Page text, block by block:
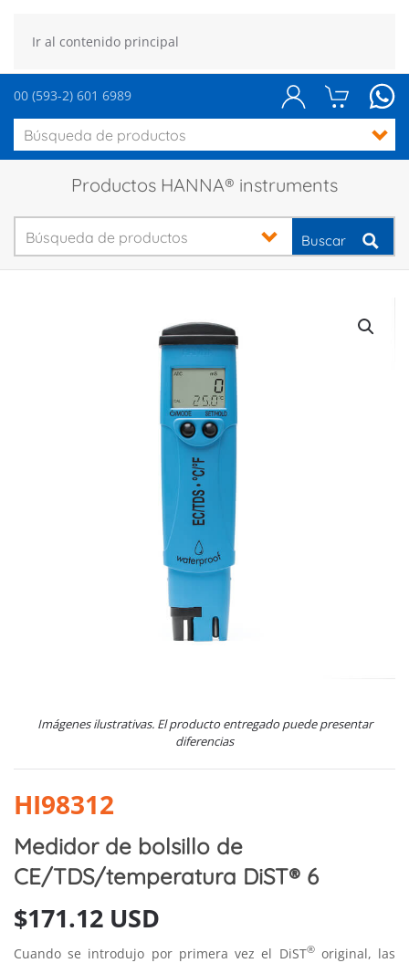
Ir al contenido principal
00 (593-2) 601 6989
Productos HANNA® instruments
Buscar
Imágenes ilustrativas. El producto entregado puede presentar
diferencias
HI98312
Medidor de bolsillo de
CE/TDS/temperatura DiST® 6
$171.12 USD
Cuando se introdujo por primera vez el DiST®original, las